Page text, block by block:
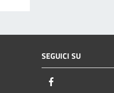
SEGUICI SU